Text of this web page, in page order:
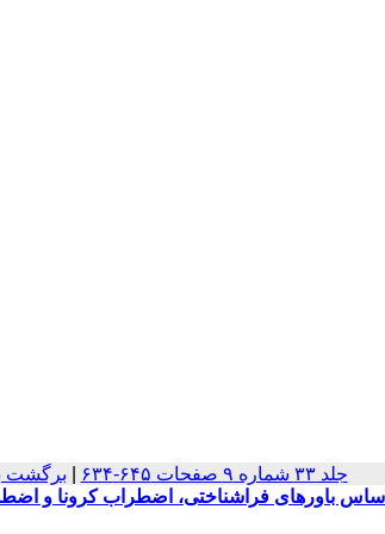
جلد ۳۳ شماره ۹ صفحات ۶۴۵-۶۳۴ برگشت
اساس باورهای فراشناختی، اضطراب کرونا و